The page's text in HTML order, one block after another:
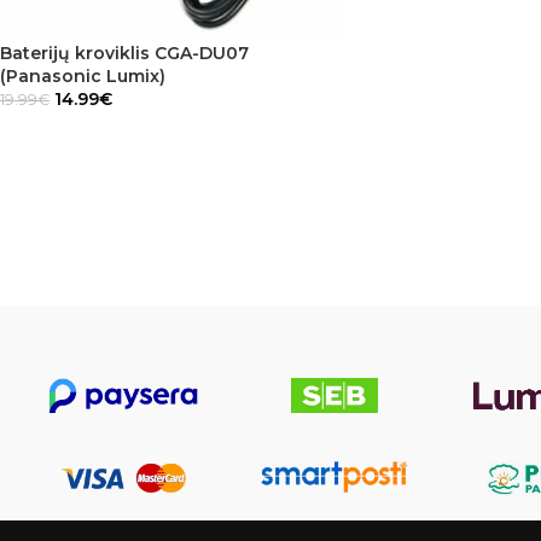
Baterijų kroviklis CGA-DU07
(Panasonic Lumix)
19.99€ 14.99€